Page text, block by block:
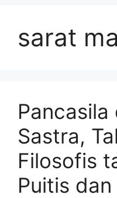
sarat
Sastra,
Filosofis
Puitis